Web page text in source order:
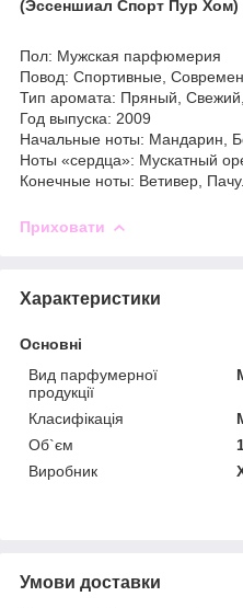
(Эссеншиал Спорт Пур Хом)
Пол: Мужская парфюмерия
Повод: Спортивные,
Тип аромата: Пряный,
Год выпуска: 2009
Начальные ноты: Мандарин,
Ноты «сердца»: Мускатный
Конечные ноты: Ветивер,
Приховати
Характеристики
Основні
Вид парфумерної
продукції
Класифікація
Об`єм
Виробник
Умови доставки